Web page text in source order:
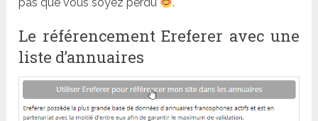
Le référencement Ereferer avec une
liste d’annuaires